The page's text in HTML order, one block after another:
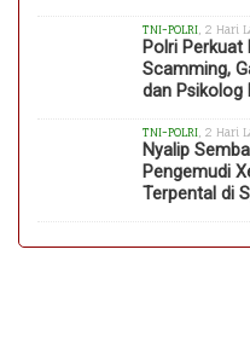
TNI-POLRI , 2 Hari
Polri Perkuat
Scamming,
dan Psikolog
TNI-POLRI , 2 Hari
Nyalip
Pengemudi
Terpental di